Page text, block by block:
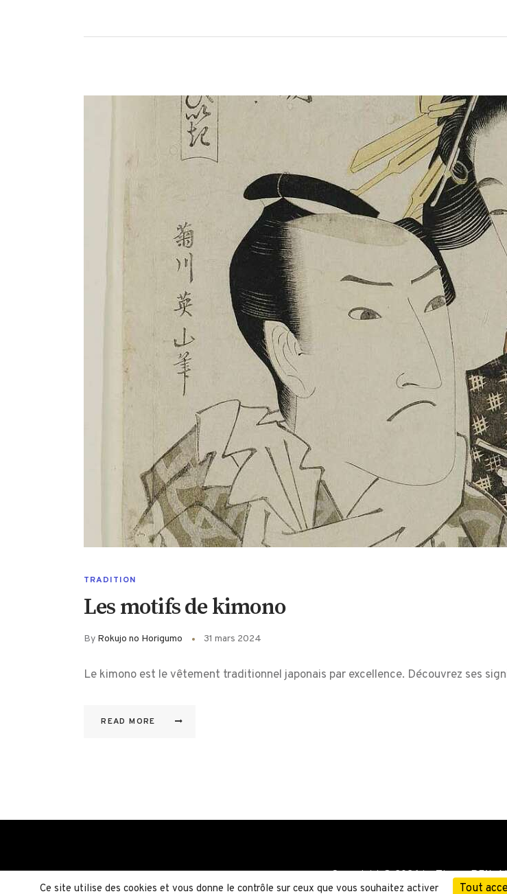
TRADITION
Les motifs de kimono
By Rokujo no Horigumo 31 mars 2024
Le kimono est le vêtement traditionnel japonais par excellence. Découvrez ses
READ MORE
Copyright © 2026 by ThemeREX.
Ce site utilise des cookies et vous donne le contrôle sur ceux que vous souhaitez activer Tout